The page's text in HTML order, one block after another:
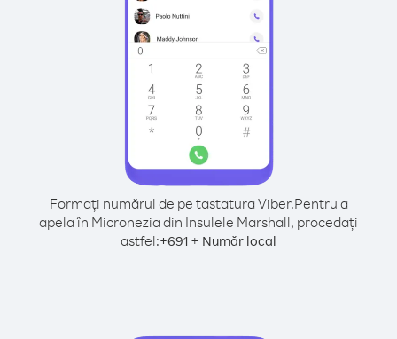
Formați numărul de pe tastatura Viber.Pentru a
apela în Micronezia din Insulele Marshall, procedați
astfel:+691 + Număr local